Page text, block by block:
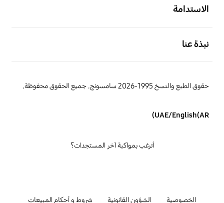
الاستدامة
نبذة عنا
حقوق الطبع والنسخ 1995-2026 سامسونج. جميع الحقوق محفوظة.
UAE/English(AR)
الخصوصية الشؤون القانونية شروط و أحكام المبيعات
أترغب بمواكبة آخر المستجدات؟